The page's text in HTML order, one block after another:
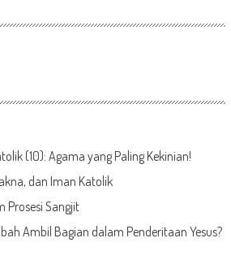
(10): Agama yang Paling Kekinian!
dan Iman Katolik
Prosesi Sangjit
Ambil Bagian dalam Penderitaan Yesus?